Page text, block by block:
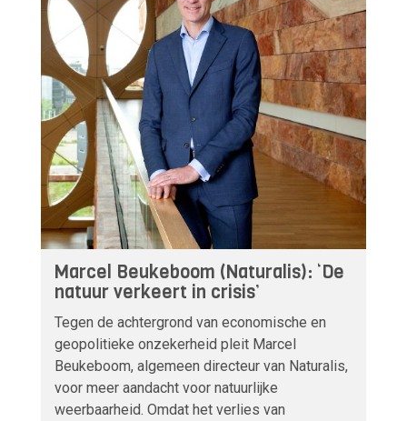
Marcel Beukeboom (Naturalis): ‘De
natuur verkeert in crisis’
Tegen de achtergrond van economische en
geopolitieke onzekerheid pleit Marcel
Beukeboom, algemeen directeur van Naturalis,
voor meer aandacht voor natuurlijke
weerbaarheid. Omdat het verlies van